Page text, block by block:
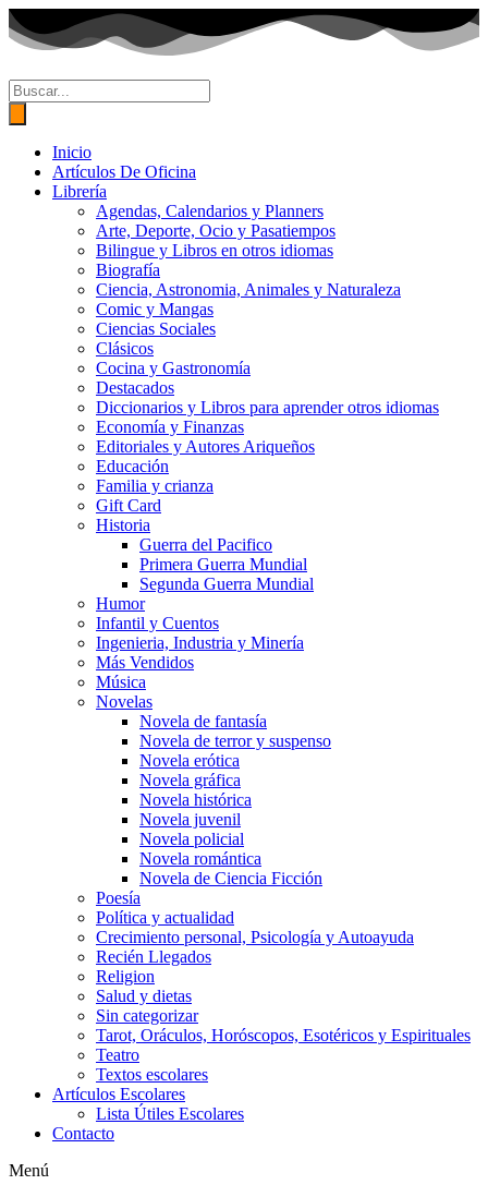
Ir
al
contenido
Búsqueda
de
productos
Inicio
Artículos De Oficina
Librería
Agendas, Calendarios y Planners
Arte, Deporte, Ocio y Pasatiempos
Bilingue y Libros en otros idiomas
Biografía
Ciencia, Astronomia, Animales y Naturaleza
Comic y Mangas
Ciencias Sociales
Clásicos
Cocina y Gastronomía
Destacados
Diccionarios y Libros para aprender otros idiomas
Economía y Finanzas
Editoriales y Autores Ariqueños
Educación
Familia y crianza
Gift Card
Historia
Guerra del Pacifico
Primera Guerra Mundial
Segunda Guerra Mundial
Humor
Infantil y Cuentos
Ingenieria, Industria y Minería
Más Vendidos
Música
Novelas
Novela de fantasía
Novela de terror y suspenso
Novela erótica
Novela gráfica
Novela histórica
Novela juvenil
Novela policial
Novela romántica
Novela de Ciencia Ficción
Poesía
Política y actualidad
Crecimiento personal, Psicología y Autoayuda
Recién Llegados
Religion
Salud y dietas
Sin categorizar
Tarot, Oráculos, Horóscopos, Esotéricos y Espirituales
Teatro
Textos escolares
Artículos Escolares
Lista Útiles Escolares
Contacto
Menú